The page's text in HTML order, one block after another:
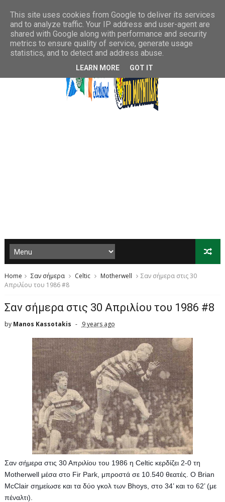
Home Σαν σήμερα Celtic Motherwell
Σαν σήμερα στις 30
Απριλίου του 1986 #8
Σαν σήμερα στις 30 Απριλίου του 1986 #8
by Manos Kassotakis 9 years ago
Σαν σήμερα στις 30 Απριλίου του 1986 η Celtic κερδίζει 2-0 τη
Motherwell μέσα στο Fir Park, μπροστά σε 10.540 θεατές. O Brian
McClair σημείωσε και τα δύο γκολ των Bhoys, στο 34’ και το 62’ (με
πέναλτι).
This site uses cookies from Google to deliver its services
and to analyze traffic. Your IP address and user-agent are
shared with Google along with performance and security
metrics to ensure quality of service, generate usage
statistics, and to detect and address abuse.
LEARN MORE GOT IT